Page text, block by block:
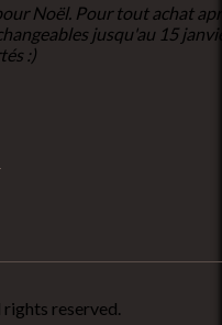
Noël. Pour tout achat
jusqu'au 15
:)
reserved.